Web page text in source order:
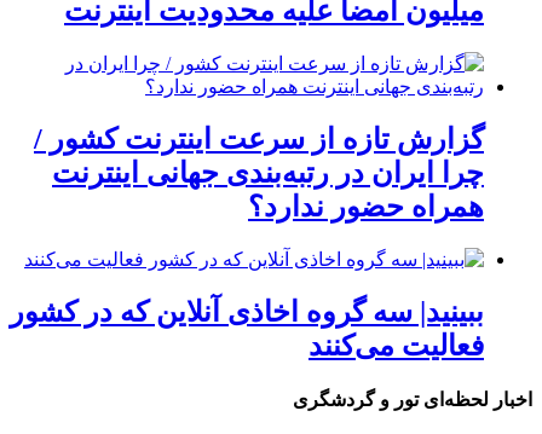
میلیون امضا علیه محدودیت اینترنت
گزارش تازه از سرعت اینترنت کشور /
چرا ایران در رتبه‌بندی جهانی اینترنت
همراه حضور ندارد؟
ببینید| سه گروه اخاذی آنلاین که در کشور
فعالیت می‌کنند
اخبار لحظه‌ای تور و گردشگری